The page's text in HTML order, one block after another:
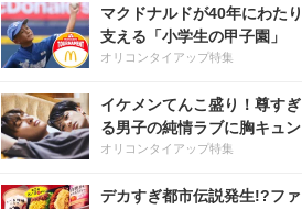
マクドナルドが40年にわたり
支える「小学生の甲子園」
オリコンタイアップ特集
イケメンてんこ盛り！尊すぎ
る男子の純情ラブに胸キュン
オリコンタイアップ特集
デカすぎ都市伝説発生!?ファ